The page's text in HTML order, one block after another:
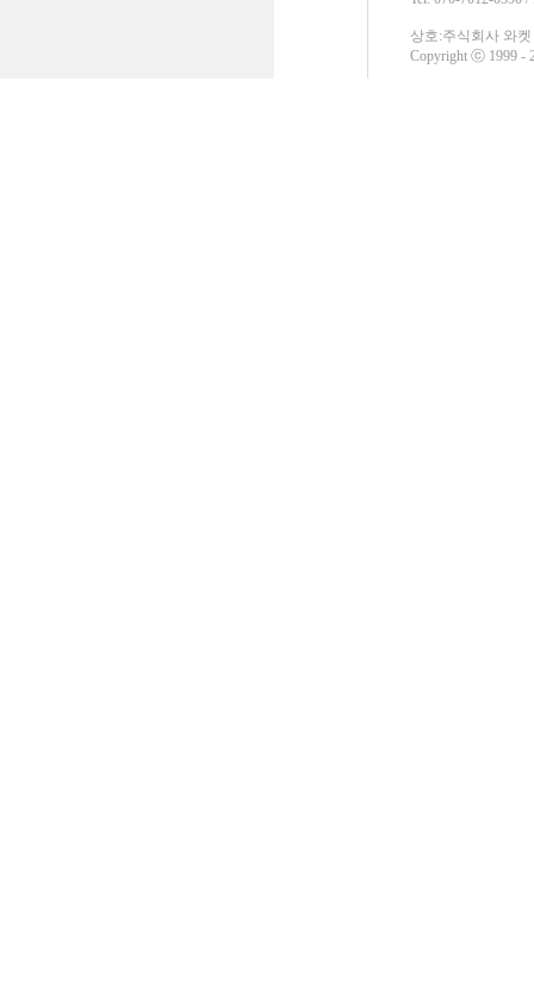
상호:주식회사 와켓
Copyright ⓒ 1999 -